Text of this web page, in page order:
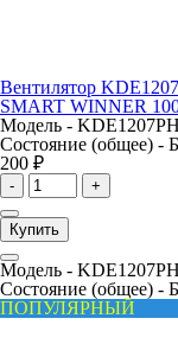
Вентилятор
SMART WINNER
Модель -
Состояние (общее) -
200 ₽
- +
Купить
Модель -
Состояние (общее) -
ПОПУЛЯРНЫЙ